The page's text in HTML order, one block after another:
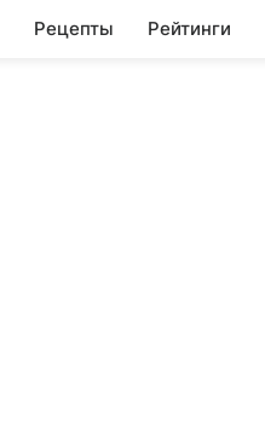
Рецепты Рейтинги